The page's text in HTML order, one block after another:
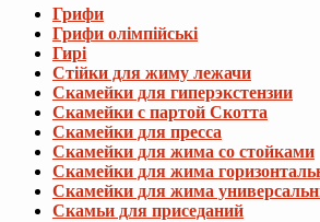
Грифи
Грифи олімпійські
Гирі
Стійки для жиму лежачи
Скамейки для гиперэкстензии
Скамейки с партой Скотта
Скамейки для пресса
Скамейки для жима со стойками
Скамейки для жима
Скамейки для жима
Скамьи для приседаний